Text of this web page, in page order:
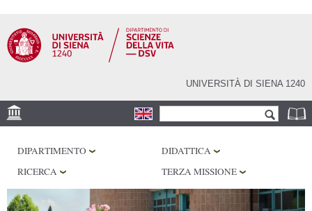
contenuto
principale
UNIVERSITÀ DI SIENA 1240
Form di ricerca
CORE FACILITIES
LABORATORI
DIPARTIMENTO
DIDATTICA
RICERCA
TERZA MISSIONE